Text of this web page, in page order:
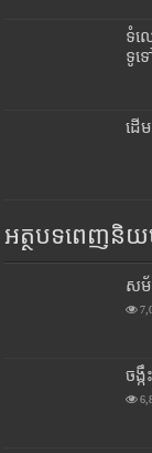
ទំល
ទូទ
ដើ
អត្ថបទពេញនិ
សម័
ចង្